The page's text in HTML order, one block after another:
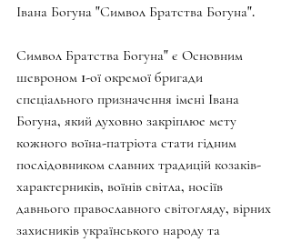
Івана Богуна "Символ Братства Богуна".
Символ Братства Богуна" є Основним
шевроном 1-ої окремої бригади
спеціального призначення імені Івана
Богуна, який духовно закріплюе мету
кожного воїна-патріота стати гідним
послідовником славних традицій козаків-
характерників, воїнів світла, носіїв
давнього православного світогляду, вірних
захисників українського народу та